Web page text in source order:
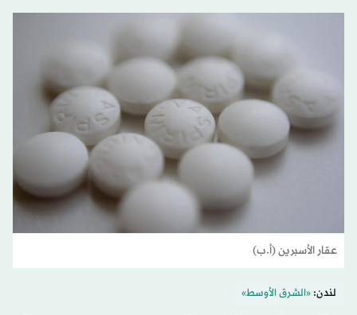
عقار الأسبرين (أ.ب)
لندن:«الشرق الأوسط»